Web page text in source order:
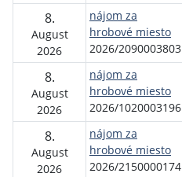
8.
August
2026
nájom za
hrobové miesto
2026/2090003803
8.
August
2026
nájom za
hrobové miesto
2026/1020003196
8.
August
2026
nájom za
hrobové miesto
2026/2150000174